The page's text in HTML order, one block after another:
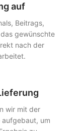
möglichst natürlich
Paket siehst du
in deinen
kaufst, TikTok-Views
für eine
auf
Beitrags,
gewünschte
nach der
wir mit der
aufgebaut, um